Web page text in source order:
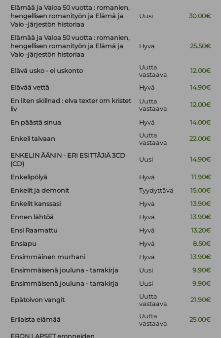
Elämää ja Valoa 50 vuotta : romanien,
hengellisen romanityön ja Elämä ja
Valo -järjestön historiaa
Uusi 30.00€
Elämää ja Valoa 50 vuotta : romanien,
hengellisen romanityön ja Elämä ja
Valo -järjestön historiaa
Hyvä 25.50€
Elävä usko - ei uskonto
Uutta
vastaava
12.00€
Elävää vettä Hyvä
14.90€
En liten skillnad : elva texter om kristet
liv
Uutta
vastaava
12.00€
En päästä sinua Hyvä 14.00€
Enkeli taivaan
Uutta
vastaava
22.00€
ENKELIN ÄÄNIN - ERI ESITTÄJIÄ 3CD
(CD)
Uusi 14.90€
Enkelipölyä Hyvä
11.90€
Enkelit ja demonit
Tyydyttävä
15.00€
Enkelit kanssasi
Hyvä
13.90€
Ennen lähtöä
Hyvä
13.90€
Ensi Raamattu
Hyvä
13.20€
Ensiapu
Hyvä
8.50€
Ensimmäinen murhani
Hyvä
13.90€
Ensimmäisenä jouluna - tarrakirja
Uusi
9.90€
Ensimmäisenä jouluna - tarrakirja
Uusi 9.90€
Epätoivon vangit
Uutta
vastaava
21.90€
Erilaista elämää
Uutta
vastaava
25.00€
ERON LAPSET eronneiden